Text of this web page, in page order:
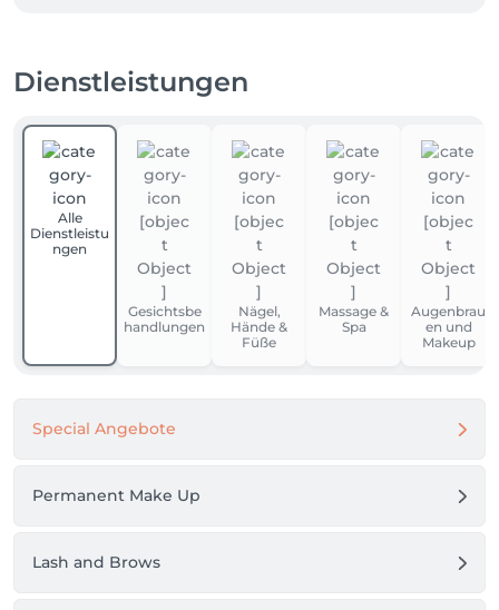
Behandlung.
In einer stilvollen, ruhigen Atmosphäre laden wir Sie
ein, den Alltag hinter sich zu lassen. Freuen Sie sich
auf exklusive Behandlungen, attraktive Angebote
und individuell abgestimmte Beauty-Konzepte.
Gerne verwöhnen wir Sie dabei mit frisch
gebrühtem Kaffee, damit Ihr Besuch bei uns zu
einem rundum genussvollen Erlebnis wird.
Ob als besondere Auszeit für sich selbst oder als
Geschenk für einen lieben Menschen – unsere
Gutscheine sind immer eine stilvolle Wahl.
Dienstleistungen
Alle
Dienstleistu
ngen
Gesichtsbe
handlungen
Nägel,
Hände &
Füße
Massage &
Spa
Augenbrau
en und
Makeup
Special Angebote
Permanent Make Up
Lash and Brows